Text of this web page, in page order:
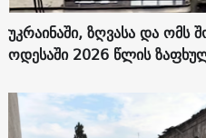
უკრაინაში, ზღვასა და
ოდესაში 2026 წლის